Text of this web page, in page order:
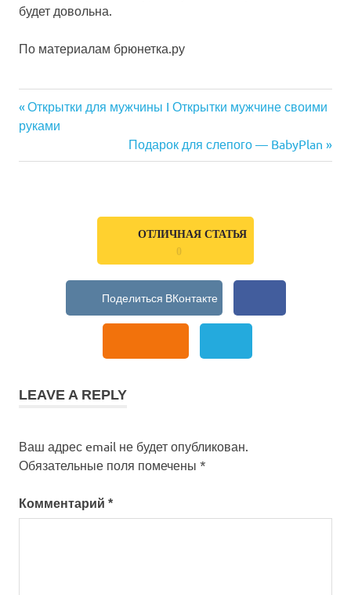
будет довольна.
По материалам брюнетка.ру
марта
ТВ
Навигация
по
Previous
Post:
Открытки для мужчины I Открытки мужчине своими
руками
Next
Post:
Подарок для слепого — BabyPlan
ОТЛИЧНАЯ СТАТЬЯ
0
LEAVE A REPLY
Ваш адрес email не будет опубликован.
Обязательные поля помечены *
Комментарий *